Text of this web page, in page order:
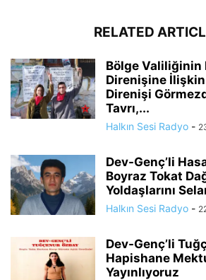
RELATED
Bölge Valiliğinin
Direnişine İlişkin
Direnişi
Tavrı,...
Halkın Sesi Radyo -
Dev-Genç’li
Boyraz Tokat
Yoldaşlarını
Halkın Sesi Radyo -
Dev-Genç’li
Hapishane
Yayınlıyoruz